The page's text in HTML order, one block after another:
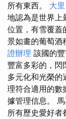
所有東西。 大
地認為是世界上
位置，有雪覆蓋
景如畫的葡萄酒
證辦理 該國的
豐富多彩的，閃
多元化和光榮的
理符合適用的數
據管理信息。
所有歷史愛好